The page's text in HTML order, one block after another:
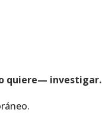
quiere— investigar.